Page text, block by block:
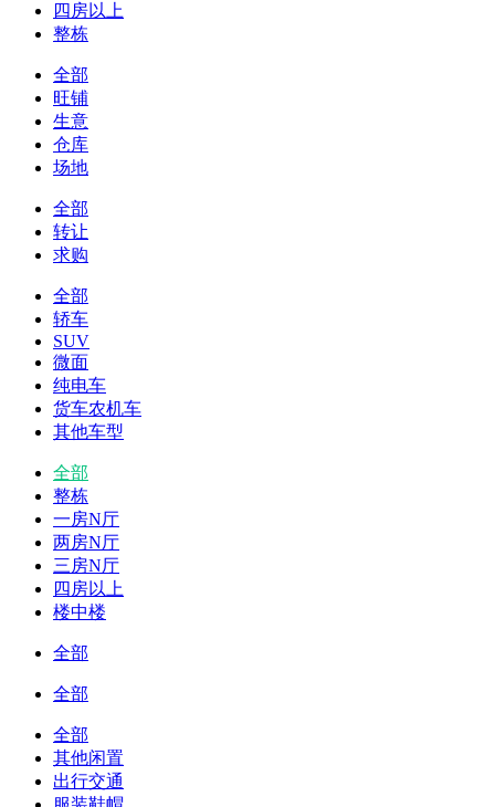
四房以上
整栋
全部
旺铺
生意
仓库
场地
全部
转让
求购
全部
轿车
SUV
微面
纯电车
货车农机车
其他车型
全部
整栋
一房N厅
两房N厅
三房N厅
四房以上
楼中楼
全部
全部
全部
其他闲置
出行交通